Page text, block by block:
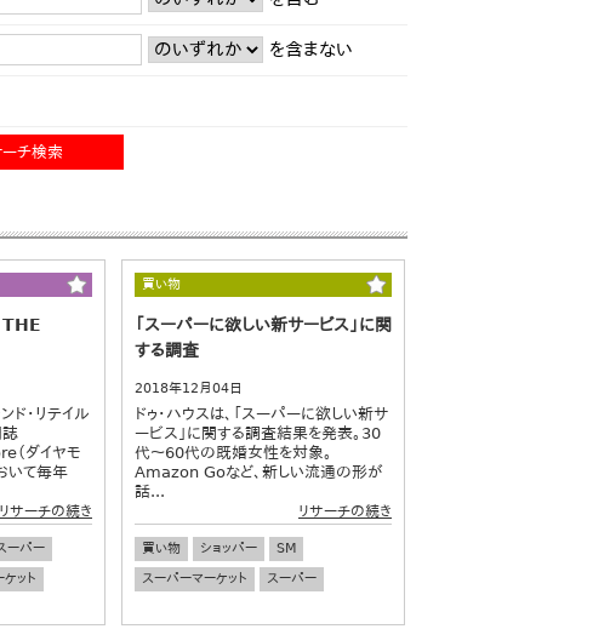
を含まない
ーチ検索
・リテイル
誌
（ダイヤモ
いて毎年
リサーチの続き
ーパー
ット
買い物
「スーパーに欲しい新サービス」に関
する調査
2018年12月04日
ドゥ・ハウスは、「スーパーに欲しい新サ
ービス」に関する調査結果を発表。30
代～60代の既婚女性を対象。
Amazon Goなど、新しい流通の形が
話...
リサーチの続き
買い物 ショッパー
SM
スーパーマーケット
スーパー